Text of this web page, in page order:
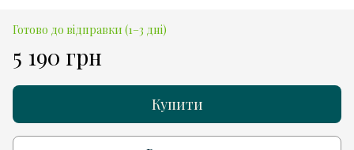
Готово до відправки (1–3 дні)
5 190 грн
Купити